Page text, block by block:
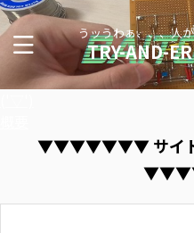
うッうわぁ、、、人
TRY-AND-
▼▼▼▼▼▼▼ サイト